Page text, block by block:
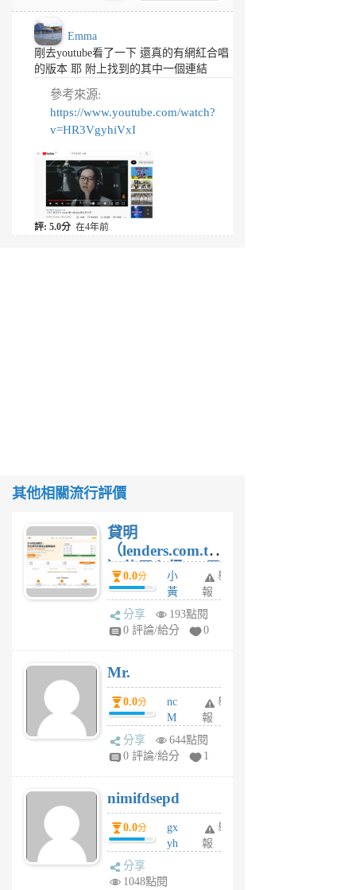
Emma
剛去youtube看了一下 還真的有網紅合唱
的版本 耶 附上找到的其中一個連結
參考來源:
https://www.youtube.com/watch?
v=HR3VgyhiVxI
評: 5.0分 在4年前
其他相關流行評價
貸明
（lenders.com.tw
）使用心得 — 民
間貸款比較平台
體驗
0.0分
小
黃
蜂
1
舉
報
分享
193點閱
0 評論/給分
0
Mr.
0.0分
nc
M
U
F
U
5
個
月
舉
報
分享
644點閱
0 評論/給分
1
nimifdsepd
0.0分
gx
yh
舉
報
分享
1048點閱